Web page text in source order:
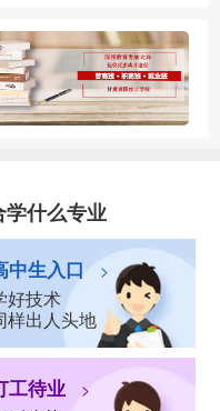
什么专业
中生入口 >
好技术
样出人头地
工待业 >